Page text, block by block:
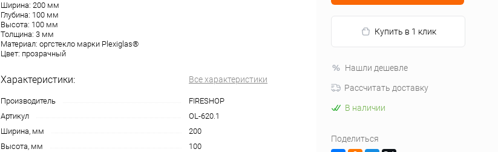
Ширина: 200 мм
Глубина: 100 мм
Высота: 100 мм
Толщина: 3 мм
Материал: оргстекло марки Plexiglas®
Цвет: прозрачный
Характеристики: Все характеристики
Производитель
FIRESHOP
Артикул
OL-620.1
Ширина, мм
200
Высота, мм
100
Купить в 1 клик
Нашли дешевле
Рассчитать доставку
В наличии
Поделиться